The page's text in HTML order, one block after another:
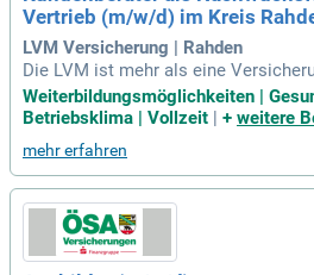
Vertrieb (m/w/d) im Kreis
LVM Versicherung | Rahden
Die LVM ist mehr als eine
nd ein Versicherungsverein auf
Menschen und das Miteinander
Weiterbildungsmöglichkeiten |
Betriebsklima | Vollzeit | + weitere
mehr erfahren